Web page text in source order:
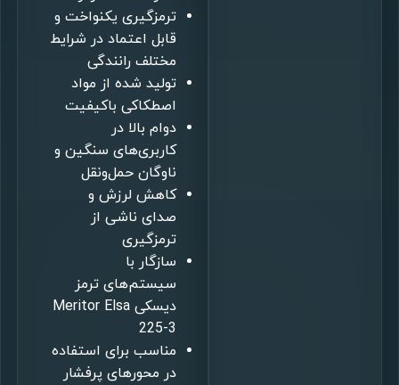
ترمزگیری یکنواخت و
قابل اعتماد در شرایط
مختلف رانندگی
تولید شده از مواد
اصطکاکی باکیفیت
دوام بالا در
کاربری‌های سنگین و
ناوگان حمل‌ونقل
کاهش لرزش و
صدای ناشی از
ترمزگیری
سازگار با
سیستم‌های ترمز
دیسکی Meritor Elsa
225-3
مناسب برای استفاده
در محورهای پرفشار